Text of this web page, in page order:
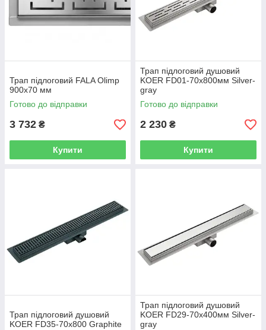
Трап підлоговий FALA Olimp
900x70 мм
Готово до відправки
3 732 ₴
Купити
Трап підлоговий душовий
KOER FD01-70x800мм Silver-
gray
Готово до відправки
2 230 ₴
Купити
Трап підлоговий душовий
KOER FD35-70x800 Graphite
Трап підлоговий душовий
KOER FD29-70x400мм Silver-
gray